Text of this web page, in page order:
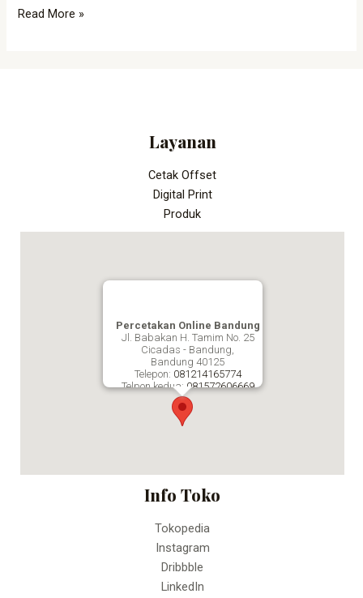
Read More »
Layanan
Cetak Offset
Digital Print
Produk
Percetakan Online Bandung
Jl. Babakan H. Tamim No. 25
Cicadas - Bandung,
Bandung 40125
Telepon: 081214165774
Telpon kedua: 081572606669
Percetakan Online Bandung
Info Toko
Tokopedia
Instagram
Dribbble
LinkedIn